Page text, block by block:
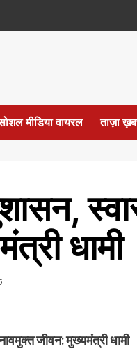
मीडिया वायरल ताज़ा
धामी
जीवन: मुख्यमंत्री धामी